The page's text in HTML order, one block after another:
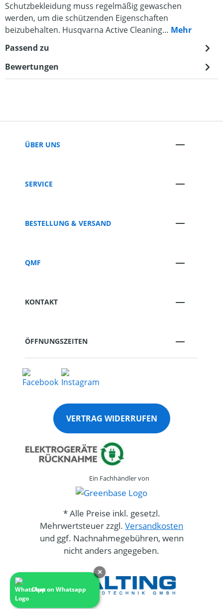
Schutzbekleidung muss regelmäßig gewaschen
werden, um die schützenden Eigenschaften
beizubehalten. Husqvarna Active Cleaning… Mehr
Passend zu
Bewertungen
Chat on Whatsapp
×
ÜBER UNS
SERVICE
BESTELLUNG & VERSAND
QMF
KONTAKT
ÖFFNUNGSZEITEN
VERTRAG WIDERRUFEN
Ein Fachhändler von
* Alle Preise inkl. gesetzl.
Mehrwertsteuer zzgl. Versandkosten
und ggf. Nachnahmegebühren, wenn
nicht anders angegeben.